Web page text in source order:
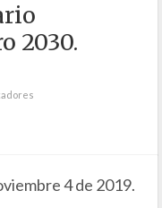
2030.
4 de 2019.